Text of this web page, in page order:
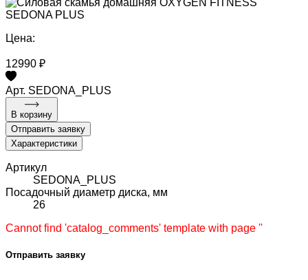
Цена:
12990 ₽
Арт. SEDONA_PLUS
В корзину
Отправить заявку
Характеристики
Артикул
SEDONA_PLUS
Посадочный диаметр диска, мм
26
Cannot find 'catalog_comments' template with page ''
Отправить заявку